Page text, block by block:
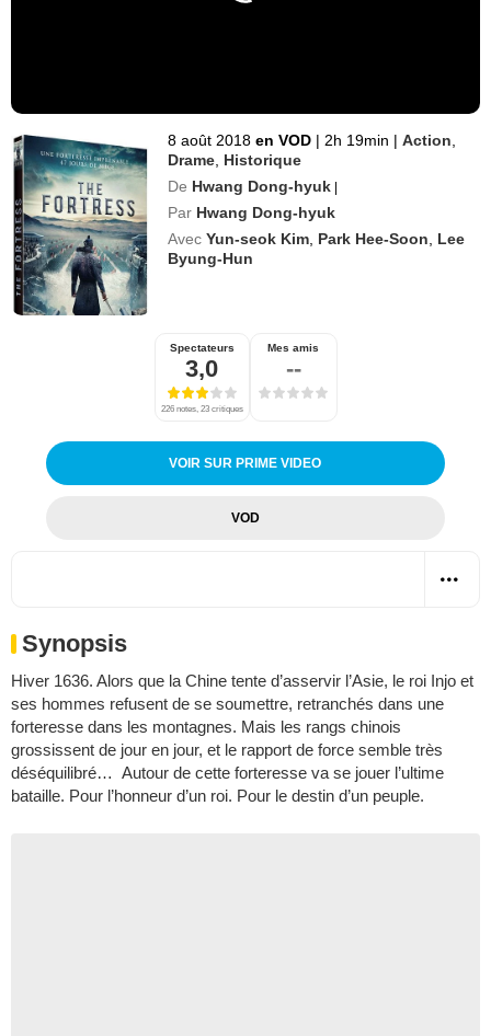
8 août 2018 en VOD | 2h 19min | Action
Drame Historique
De Hwang Dong-hyuk |
Par Hwang Dong-hyuk
Avec Yun-seok Kim Park Hee-Soon
Lee
Byung-Hun
Spectateurs
3,0
226 notes, 23 critiques
Mes amis
--
VOIR SUR PRIME VIDEO
VOD
Synopsis
Hiver 1636. Alors que la Chine tente d’asservir l’Asie, le roi Injo et
ses hommes refusent de se soumettre, retranchés dans une
forteresse dans les montagnes. Mais les rangs chinois
grossissent de jour en jour, et le rapport de force semble très
déséquilibré… Autour de cette forteresse va se jouer l’ultime
bataille. Pour l’honneur d’un roi. Pour le destin d’un peuple.